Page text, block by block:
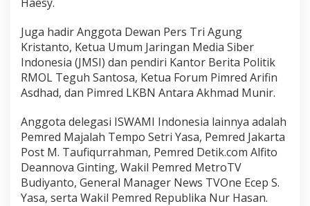
Juga hadir Anggota Dewan Pers Tri Agung
Kristanto, Ketua Umum Jaringan Media Siber
Indonesia (JMSI) dan pendiri Kantor Berita Politik
RMOL Teguh Santosa, Ketua Forum Pimred Arifin
Asdhad, dan Pimred LKBN Antara Akhmad Munir.
Anggota delegasi ISWAMI Indonesia lainnya adalah
Pemred Majalah Tempo Setri Yasa, Pemred Jakarta
Post M. Taufiqurrahman, Pemred Detik.com Alfito
Deannova Ginting, Wakil Pemred MetroTV
Budiyanto, General Manager News TVOne Ecep S.
Yasa, serta Wakil Pemred Republika Nur Hasan.